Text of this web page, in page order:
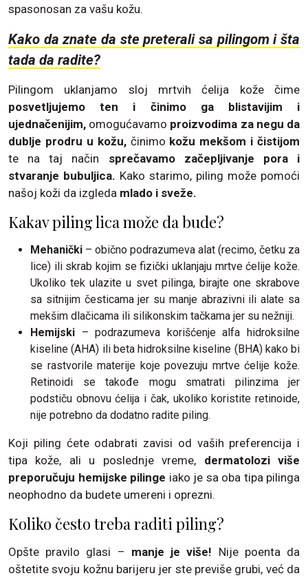
spasonosan za vašu kožu.
Kako da znate da ste preterali sa pilingom i šta
tada da radite?
Pilingom uklanjamo sloj mrtvih ćelija kože čime
posvetljujemo ten i činimo ga blistavijim i
ujednačenijim, omogućavamo proizvodima za negu da
dublje prodru u kožu,činimo kožu mekšom i čistijom
te na taj način sprečavamo začepljivanje pora i
stvaranje bubuljica. Kako starimo, piling može pomoći
našoj koži da izgleda mlado i sveže.
Kakav piling lica može da bude?
Mehanički – obično podrazumeva alat (recimo, četku za
lice) ili skrab kojim se fizički uklanjaju mrtve ćelije kože.
Ukoliko tek ulazite u svet pilinga, birajte one skrabove
sa sitnijim česticama jer su manje abrazivni ili alate sa
mekšim dlačicama ili silikonskim tačkama jer su nežniji.
Hemijski – podrazumeva korišćenje alfa hidroksilne
kiseline (AHA) ili beta hidroksilne kiseline (BHA) kako bi
se rastvorile materije koje povezuju mrtve ćelije kože.
Retinoidi se takođe mogu smatrati pilinzima jer
podstiču obnovu ćelija i čak, ukoliko koristite retinoide,
nije potrebno da dodatno radite piling.
Koji piling ćete odabrati zavisi od vaših preferencija i
tipa kože, ali u poslednje vreme, dermatolozi više
preporučuju hemijske pilinge iako je sa oba tipa pilinga
neophodno da budete umereni i oprezni.
Koliko često treba raditi piling?
Opšte pravilo glasi – manje je više! Nije poenta da
oštetite svoju kožnu barijeru jer ste previše grubi, već da